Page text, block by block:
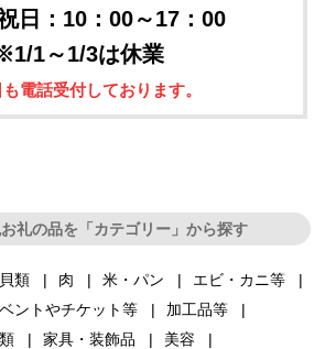
日：10：00～17：00
1～1/3は休業
電話受付しております。
礼の品を「カテゴリー」から探す
類 肉 米・パン
エビ・カニ等
ントやチケット等
加工品等
家具・装飾品
美容